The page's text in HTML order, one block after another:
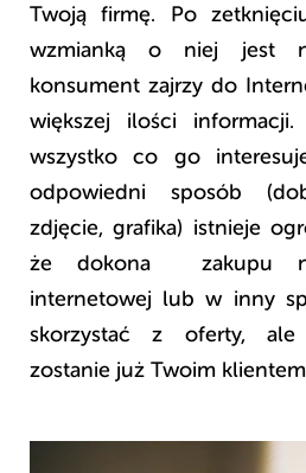
Twoją firmę. Po
wzmianką o niej jest
konsument zajrzy do
większej ilości
wszystko co go
odpowiedni sposób
zdjęcie, grafika) istnieje
że dokona zakupu
internetowej lub w inny
skorzystać z oferty, ale
zostanie już Twoim